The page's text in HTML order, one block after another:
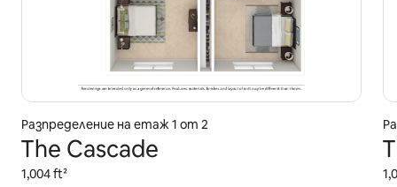
Разпределение на етаж 1 от 2
The Cascade
1,004 ft²